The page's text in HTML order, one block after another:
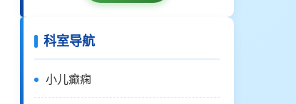
科室导航
小儿癫痫